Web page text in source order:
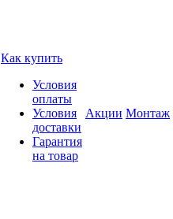
Как купить
Условия
оплаты
Условия
доставки
Гарантия
на товар
Акции Монтаж